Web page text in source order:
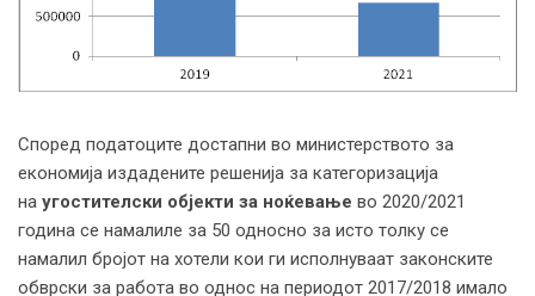
Според податоците достапни во министерството за
економија издадените решенија за категоризација
на угостителски објекти за ноќевање во 2020/2021
година се намалиле за 50 односно за исто толку се
намалил бројот на хотели кои ги исполнуваат законските
обврски за работа во однос на периодот 2017/2018 имало